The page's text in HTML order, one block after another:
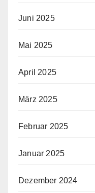
Juni 2025
Mai 2025
April 2025
März 2025
Februar 2025
Januar 2025
Dezember 2024